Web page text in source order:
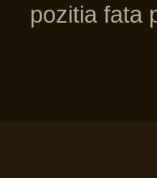
pozitia fata